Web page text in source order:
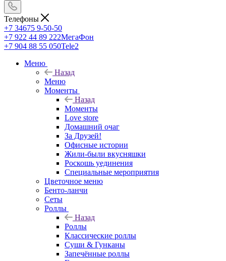
Телефоны
+7 34675 9-50-50
+7 922 44 89 222МегаФон
+7 904 88 55 050Tele2
Меню
Назад
Меню
Моменты
Назад
Моменты
Love store
Домашний очаг
За Друзей!
Офисные истории
Жили-были вкусняшки
Роскошь уединения
Специальные мероприятия
Цветочное меню
Бенто-ланчи
Сеты
Роллы
Назад
Роллы
Классические роллы
Суши & Гунканы
Запечённые роллы